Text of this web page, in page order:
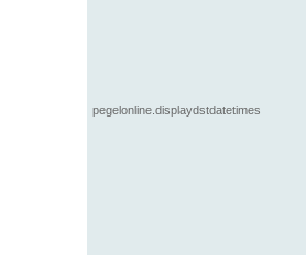
pegelonline.displaydstdatetimes